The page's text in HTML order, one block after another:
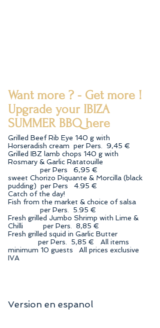
Want more ? - Get more !
Upgrade your IBIZA
SUMMER BBQ here
Grilled Beef Rib Eye 140 g with
Horseradish cream per Pers. 9,45 €
Grilled IBZ lamb chops 140 g with
Rosmary & Garlic Ratatouille
per Pers 6,95 €
sweet Chorizo Piquante & Morcilla (black
pudding) per Pers 4.95 €
Catch of the day!
Fish from the market & choice of salsa
per Pers. 5.95 €
Fresh grilled Jumbo Shrimp with Lime &
Chilli per Pers. 8,85 €
Fresh grilled squid in Garlic Butter
per Pers. 5,85 € All items
minimum 10 guests All prices exclusive
IVA
Version en espanol